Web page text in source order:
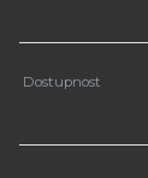
Dostupnost